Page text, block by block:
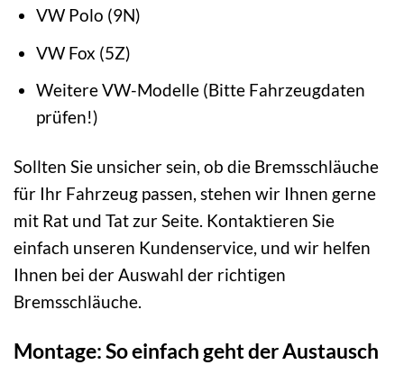
VW Polo (9N)
VW Fox (5Z)
Weitere VW-Modelle (Bitte Fahrzeugdaten
prüfen!)
Sollten Sie unsicher sein, ob die Bremsschläuche
für Ihr Fahrzeug passen, stehen wir Ihnen gerne
mit Rat und Tat zur Seite. Kontaktieren Sie
einfach unseren Kundenservice, und wir helfen
Ihnen bei der Auswahl der richtigen
Bremsschläuche.
Montage: So einfach geht der Austausch